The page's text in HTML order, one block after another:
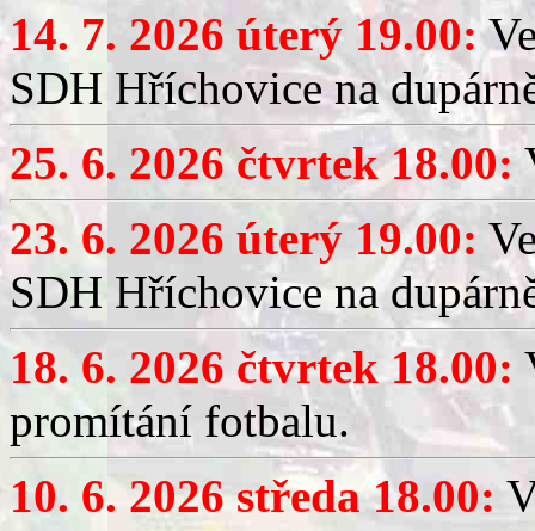
14. 7. 2026 úterý 19.00:
SDH Hříchovice na
25. 6. 2026 čtvrtek 18.00:
23. 6. 2026 úterý 19.00:
SDH Hříchovice na
18. 6. 2026 čtvrtek 18.00:
promítání fotbalu.
10. 6. 2026 středa 18.00: